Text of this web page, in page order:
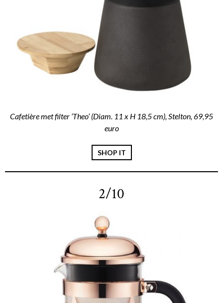
Cafetière met filter ‘Theo’ (Diam. 11 x H 18,5 cm), Stelton, 69,95
euro
SHOP IT
2/10